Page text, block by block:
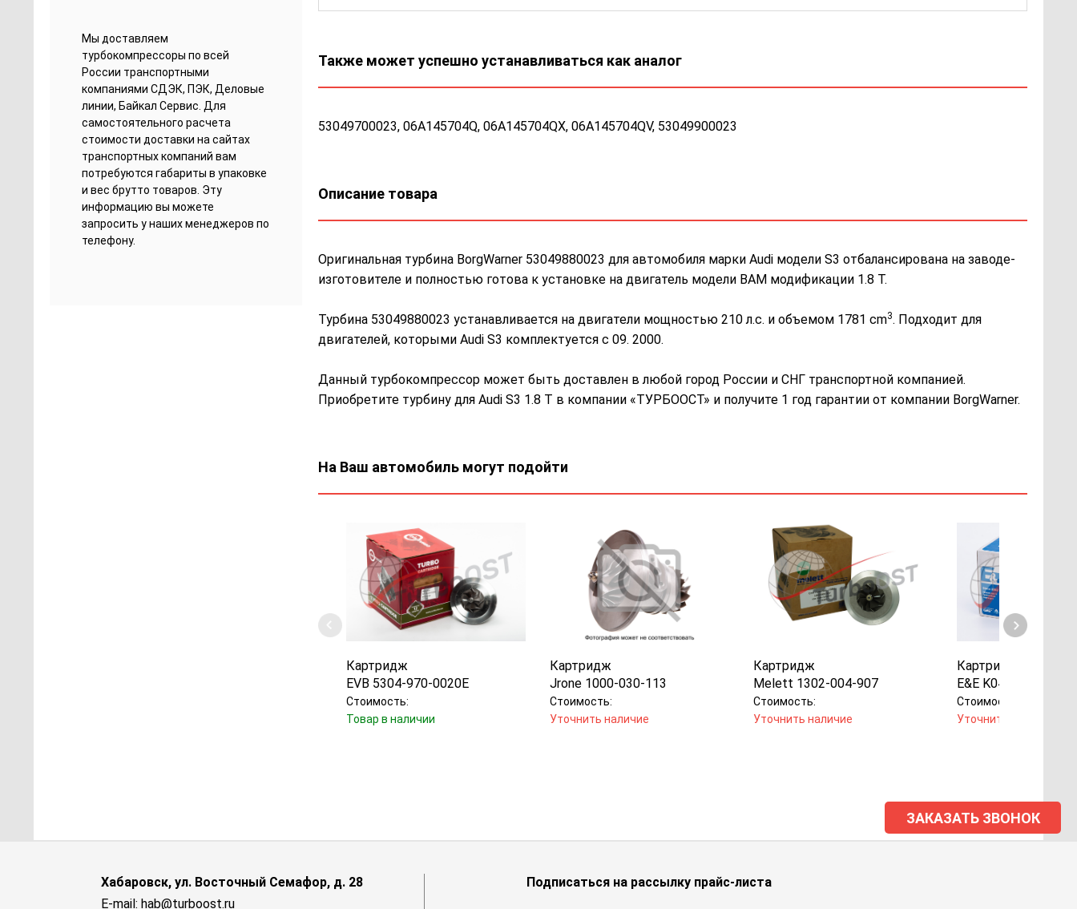
Мы доставляем
турбокомпрессоры по всей
России транспортными
компаниями СДЭК, ПЭК, Деловые
линии, Байкал Сервис. Для
самостоятельного расчета
стоимости доставки на сайтах
транспортных компаний вам
потребуются габариты в упаковке
и вес брутто товаров. Эту
информацию вы можете
запросить у наших менеджеров по
телефону.
Также может успешно устанавливаться как аналог
53049700023, 06A145704Q, 06A145704QX, 06A145704QV, 53049900023
Описание товара
Оригинальная турбина BorgWarner 53049880023 для автомобиля марки Audi модели S3 отбалансирована на заводе-
изготовителе и полностью готова к установке на двигатель модели BAM модификации 1.8 Т.
Турбина 53049880023 устанавливается на двигатели мощностью 210 л.с. и объемом 1781 cm3. Подходит для
двигателей, которыми Audi S3 комплектуется с 09. 2000.
Данный турбокомпрессор может быть доставлен в любой город России и СНГ транспортной компанией.
Приобретите турбину для Audi S3 1.8 Т в компании «ТУРБООСТ» и получите 1 год гарантии от компании BorgWarner.
На Ваш автомобиль могут подойти
Картридж
EVB 5304-970-0020E
Стоимость:
Товар в наличии
Картридж
Jrone 1000-030-113
Стоимость:
Уточнить наличие
Картридж
Melett 1302-004-907
Стоимость:
Уточнить наличие
Картридж
E&E K04-007
Стоимость:
Уточнить наличие
ЗАКАЗАТЬ ЗВОНОК
Хабаровск, ул. Восточный Семафор, д. 28
E-mail: hab@turboost.ru
Подписаться на рассылку прайс-листа